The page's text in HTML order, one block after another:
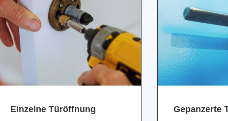
Einzelne Türöffnung Gepanzerte